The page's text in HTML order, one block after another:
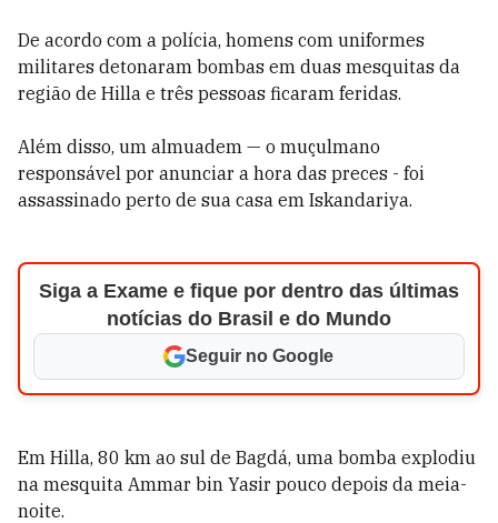
De acordo com a polícia, homens com uniformes
militares detonaram bombas em duas mesquitas da
região de Hilla e três pessoas ficaram feridas.
Além disso, um almuadem — o muçulmano
responsável por anunciar a hora das preces - foi
assassinado perto de sua casa em Iskandariya.
Siga a Exame e fique por dentro das últimas
notícias do Brasil e do Mundo
Seguir no Google
Em Hilla, 80 km ao sul de Bagdá, uma bomba explodiu
na mesquita Ammar bin Yasir pouco depois da meia-
noite.